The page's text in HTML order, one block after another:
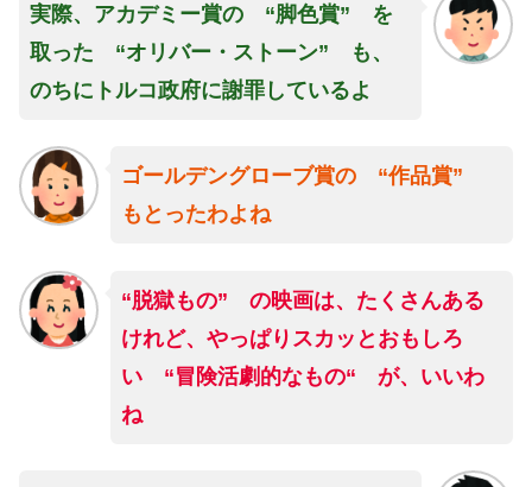
実際、アカデミー賞の “脚色賞” を
取った “オリバー・ストーン” も、
のちにトルコ政府に謝罪しているよ
ゴールデングローブ賞の “作品賞”
もとったわよね
“脱獄もの” の映画は、たくさんある
けれど、やっぱりスカッとおもしろ
い “冒険活劇的なもの“ が、いいわ
ね